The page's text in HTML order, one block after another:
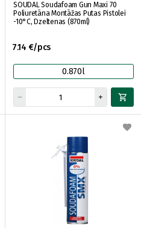
SOUDAL Soudafoam Gun Maxi 70
Poliuretāna Montāžas Putas Pistolei
-10°C, Dzeltenas (870ml)
7.14 €/pcs
0.870l